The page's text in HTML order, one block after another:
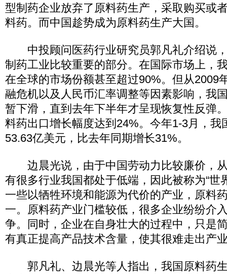
型制药企业放弃了原料药生产，采取购买或
料药。而中国趁势成为原料药生产大国。
中投顾问医药行业研究员郭凡礼介绍说
制药工业比较重要的部分。在国际市场上，
在全球的市场份额甚至超过90%。但从2009
融危机以及人民币汇率调整等因素影响，我
暂下滑，直到去年下半年才呈现恢复性反弹
料药出口增长幅度达到24%。今年1-3月，我
53.63亿美元，比去年同期增长31%。
边晨光说，由于中国劳动力比较廉价，
有很多行业我国都处于低端，因此被称为“世
一些以牺牲环境和能源为代价的产业，原料
一。原料药产业门槛较低，很多企业纷纷介
争。同时，企业在自身壮大的过程中，只是
有真正提高产品技术含量，使其很难走出产
郭凡礼、边晨光等人指出，我国原料药